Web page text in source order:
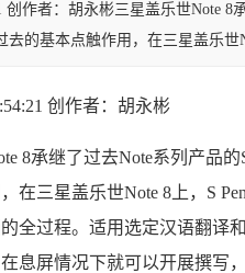
创作者：胡永彬三星盖乐世Note 8
去的基本点触作用，在三星盖乐世
创作者：胡永彬
8承继了过去Note系列产品
在三星盖乐世Note 8上，S
全过程。适用选定汉语翻译
息屏情况下就可以开展撰写